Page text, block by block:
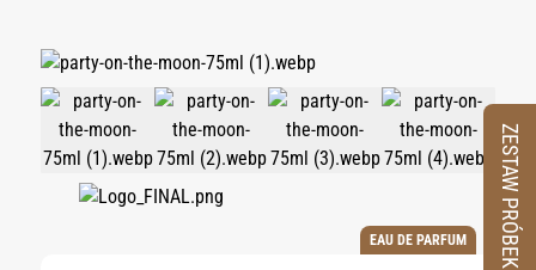
EAU DE PARFUM ZESTAW PRÓBEK